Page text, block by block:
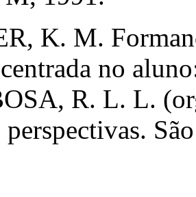
K. M.
no
R. L. L.
perspectivas.